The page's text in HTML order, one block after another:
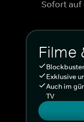
Sofort auf
Filme
Exklusive
Auch im
TV